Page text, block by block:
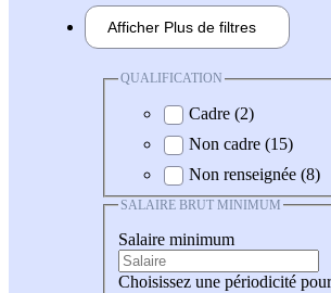
Afficher Plus de filtres
QUALIFICATION
Cadre (2)
Non cadre (15)
Non renseignée (8)
SALAIRE BRUT MINIMUM
Salaire minimum
Choisissez une périodicité